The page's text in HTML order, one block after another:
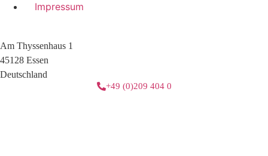
Impressum
Am Thyssenhaus 1
45128 Essen
Deutschland
+49 (0)209 404 0